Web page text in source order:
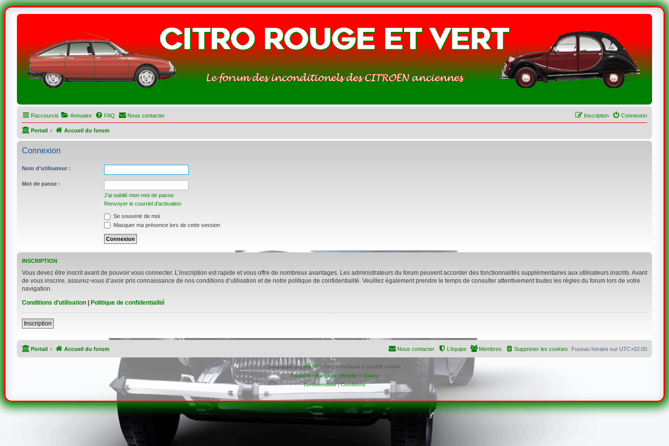
Raccourcis Annuaire FAQ Nous contacter Connexion
Inscription
Portail Accueil du forum
Connexion
Nom d’utilisateur :
Mot de passe :
J’ai oublié mon mot de passe
Renvoyer le courriel d’activation
Se souvenir de moi
Masquer ma présence lors de cette session
INSCRIPTION
Vous devez être inscrit avant de pouvoir vous connecter. L’inscription est rapide et vous offre de nombreux avantages. Les administrateurs du forum peuvent accorder des fonctionnalités supplémentaires aux utilisateurs inscrits. Avant
de vous inscrire, assurez-vous d’avoir pris connaissance de nos conditions d’utilisation et de notre politique de confidentialité. Veuillez également prendre le temps de consulter attentivement toutes les règles du forum lors de votre
navigation.
Conditions d’utilisation| Politique de confidentialité
Inscription
Portail Accueil du forum Fuseau horaire sur UTC+02:00
Supprimer les cookies
Membres
L’équipe
Nous contacter
Développé parphpBB® Forum Software © phpBB Limited
Traduction française officielle © Qiaeru
Confidentialité|Conditions